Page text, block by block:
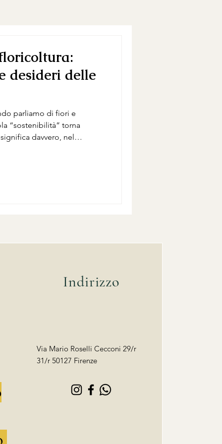
desideri delle
parliamo di fiori e
“sostenibilità” torna
davvero, nel
Indirizzo
Via Mario Roselli Cecconi 29/r
31/r 50127 Firenze